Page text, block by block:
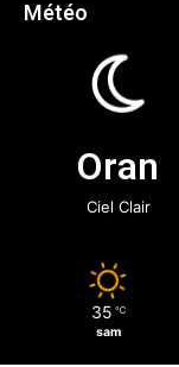
Météo
Oran
Ciel Clair
35 ℃
sam